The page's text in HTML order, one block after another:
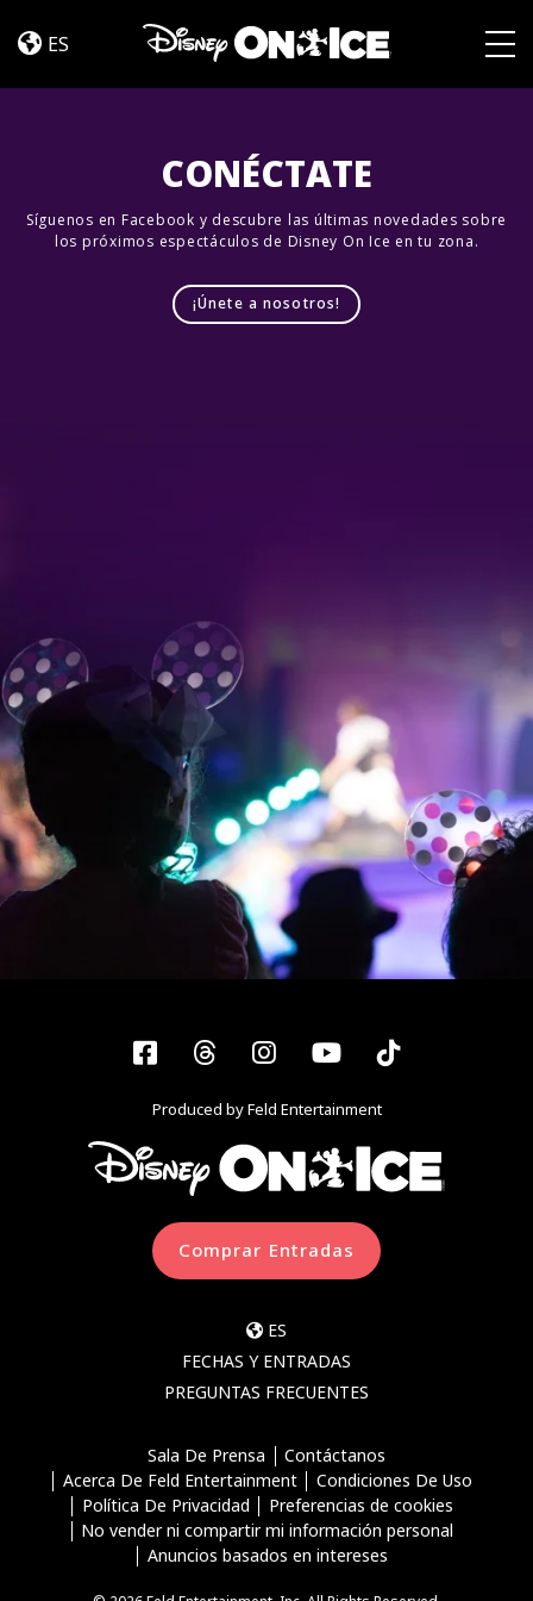
of ES
CONÉCTATE
Síguenos en Facebook y descubre las últimas novedades sobre
los próximos espectáculos de Disney On Ice en tu zona.
¡Únete a nosotros!
Facebook
ThreadsInstagram
YouTubeTiktok
Produced by Feld Entertainment
Comprar Entradas
ES
FECHAS Y ENTRADAS
PREGUNTAS FRECUENTES
Sala De Prensa
Contáctanos
Acerca De Feld Entertainment
Condiciones De Uso
Política De Privacidad
Preferencias de cookies
No vender ni compartir mi información personal
Anuncios basados en intereses